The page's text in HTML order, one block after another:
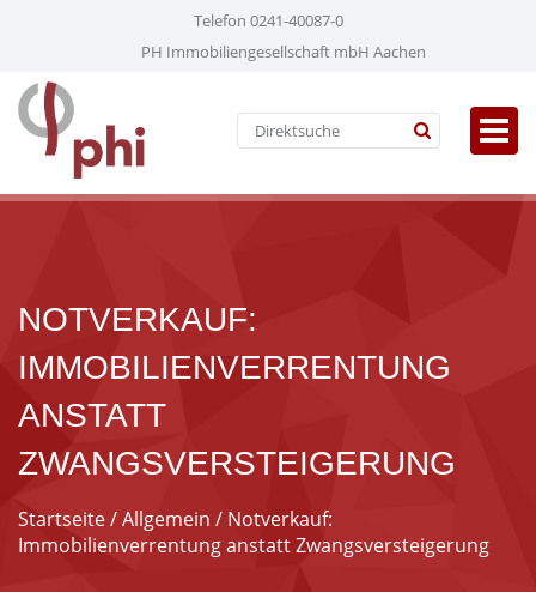
Telefon 0241-40087-0
PH Immobiliengesellschaft mbH Aachen
NOTVERKAUF:
IMMOBILIENVERRENTUNG
ANSTATT
ZWANGSVERSTEIGERUNG
Startseite/Allgemein / Notverkauf:
Immobilienverrentung anstatt Zwangsversteigerung